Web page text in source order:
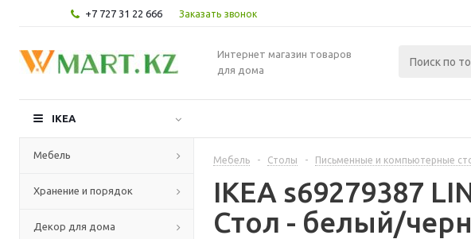
+7 727 31 22 666 Заказать звонок
Интернет магазин товаров
для дома
IKEA
Мебель
Хранение и порядок
Декор для дома
Мебель - Столы - Письменные и компьютерные
IKEA s69279387
Стол - белый/